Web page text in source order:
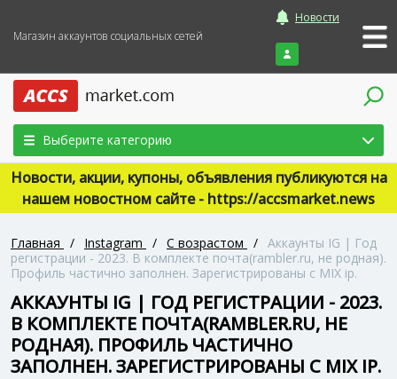
Магазин аккаунтов социальных сетей
Новости
Войти
Выберите категорию
Новости, акции, купоны, объявления публикуются на
нашем новостном сайте - https://accsmarket.news
Главная / Instagram / С возрастом / Аккаунты IG | Год
регистрации - 2023. В комплекте почта(rambler.ru, не родная).
Профиль частично заполнен. Зарегистрированы с MIX ip.
АККАУНТЫ IG | ГОД РЕГИСТРАЦИИ - 2023.
В КОМПЛЕКТЕ ПОЧТА(RAMBLER.RU, НЕ
РОДНАЯ). ПРОФИЛЬ ЧАСТИЧНО
ЗАПОЛНЕН. ЗАРЕГИСТРИРОВАНЫ С MIX IP.